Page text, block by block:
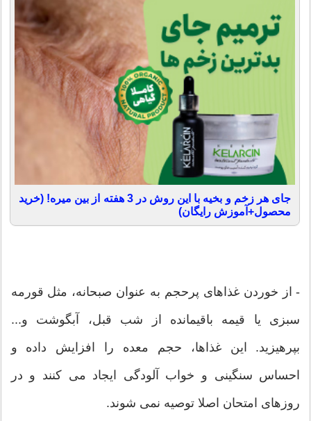
جای هر زخم و بخیه با این روش در 3 هفته از بین میره! (خرید
محصول+آموزش رایگان)
- از خوردن غذاهای پرحجم به عنوان صبحانه، مثل قورمه
سبزی یا قیمه باقیمانده از شب قبل، آبگوشت و...
بپرهیزید. این غذاها، حجم معده را افزایش داده و
احساس سنگینی و خواب آلودگی ایجاد می كنند و در
روزهای امتحان اصلا توصیه نمی شوند.